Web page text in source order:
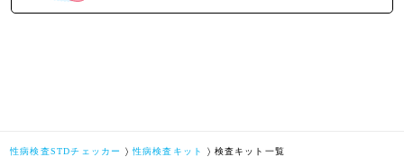
性病検査STDチェッカー 性病検査キット 検査キット一覧